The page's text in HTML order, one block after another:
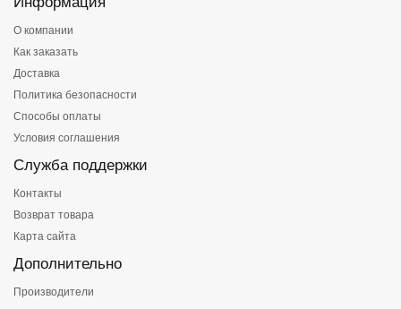
О компании
Как заказать
Доставка
Политика безопасности
Способы оплаты
Условия соглашения
Служба поддержки
Контакты
Возврат товара
Карта сайта
Дополнительно
Производители